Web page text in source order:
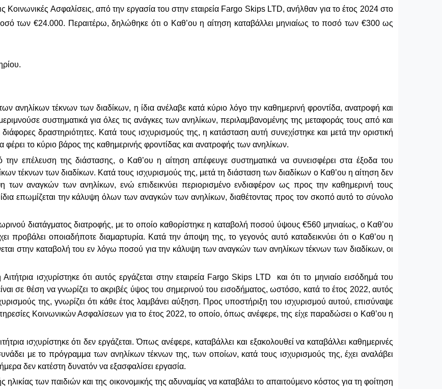
Κοινωνικές Ασφαλίσεις, από την εργασία του στην εταιρεία Fargo Skips LTD, ανήλθαν για το έτος 2024 στο
των €24.000. Περαιτέρω, δηλώθηκε ότι ο Καθ’ου η αίτηση καταβάλλει μηνιαίως το ποσό των €300 ως
ανηλίκων τέκνων των διαδίκων, η ίδια ανέλαβε κατά κύριο λόγο την καθημερινή φροντίδα, ανατροφή και
συστηματικά για όλες τις ανάγκες των ανηλίκων, περιλαμβανομένης της μεταφοράς τους από και
δραστηριότητες. Κατά τους ισχυρισμούς της, η κατάσταση αυτή συνεχίστηκε και μετά την οριστική
το κύριο βάρος της καθημερινής φροντίδας και ανατροφής των ανηλίκων.
την επέλευση της διάστασης, ο Καθ’ου η αίτηση απέφευγε συστηματικά να συνεισφέρει στα έξοδα του
τέκνων των διαδίκων. Κατά τους ισχυρισμούς της, μετά τη διάσταση των διαδίκων ο Καθ’ου η αίτηση δεν
των αναγκών των ανηλίκων, ενώ επιδεικνύει περιορισμένο ενδιαφέρον ως προς την καθημερινή τους
ίδια επωμίζεται την κάλυψη όλων των αναγκών των ανηλίκων, διαθέτοντας προς τον σκοπό αυτό το σύνολο
διατάγματος διατροφής, με το οποίο καθορίστηκε η καταβολή ποσού ύψους €560 μηνιαίως, ο Καθ’ου
προβάλει οποιαδήποτε διαμαρτυρία. Κατά την άποψη της, το γεγονός αυτό καταδεικνύει ότι ο Καθ’ου η
στην καταβολή του εν λόγω ποσού για την κάλυψη των αναγκών των ανηλίκων τέκνων των διαδίκων, οι
ισχυρίστηκε ότι αυτός εργάζεται στην εταιρεία Fargo Skips LTD και ότι το μηνιαίο εισόδημά του
σε θέση να γνωρίζει το ακριβές ύψος του σημερινού του εισοδήματος, ωστόσο, κατά το έτος 2022, αυτός
της, γνωρίζει ότι κάθε έτος λαμβάνει αύξηση. Προς υποστήριξη του ισχυρισμού αυτού, επισύναψε
Κοινωνικών Ασφαλίσεων για το έτος 2022, το οποίο, όπως ανέφερε, της είχε παραδώσει ο Καθ’ου η
ισχυρίστηκε ότι δεν εργάζεται. Όπως ανέφερε, καταβάλλει και εξακολουθεί να καταβάλλει καθημερινές
με το πρόγραμμα των ανηλίκων τέκνων της, των οποίων, κατά τους ισχυρισμούς της, έχει αναλάβει
δεν κατέστη δυνατόν να εξασφαλίσει εργασία.
ηλικίας των παιδιών και της οικονομικής της αδυναμίας να καταβάλει το απαιτούμενο κόστος για τη φοίτηση